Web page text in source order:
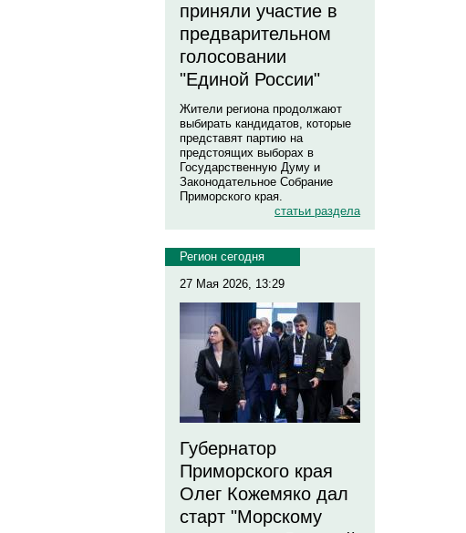
приняли участие в
предварительном
голосовании
"Единой России"
Жители региона продолжают
выбирать кандидатов, которые
представят партию на
предстоящих выборах в
Государственную Думу и
Законодательное Собрание
Приморского края.
статьи раздела
Регион сегодня
27 Мая 2026, 13:29
Губернатор
Приморского края
Олег Кожемяко дал
старт "Морскому